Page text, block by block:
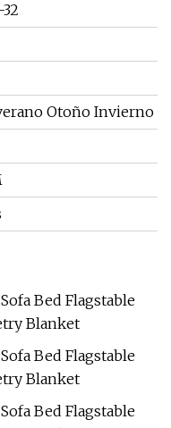
Otoño Invierno